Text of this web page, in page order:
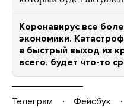
Коронавирус все
экономики.
а быстрый выход из
всего, будет что-то
Телеграм Фейсбук